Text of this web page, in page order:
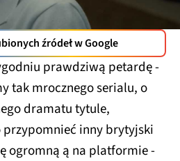
źródeł w Google
prawdziwą petardę -
tak mrocznego serialu, o
dramatu tytule,
inny brytyjski
ogromną ą na platformie -